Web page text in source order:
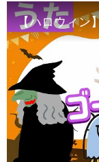
【ハロウィン